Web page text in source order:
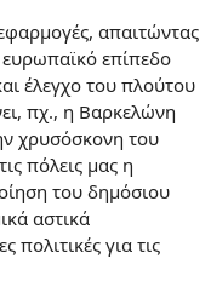
απαιτώντας
ευρωπαϊκό επίπεδο
έλεγχο του πλούτου
πχ., η Βαρκελώνη
χρυσόσκονη του
πόλεις μας η
του δημόσιου
αστικά
πολιτικές για τις